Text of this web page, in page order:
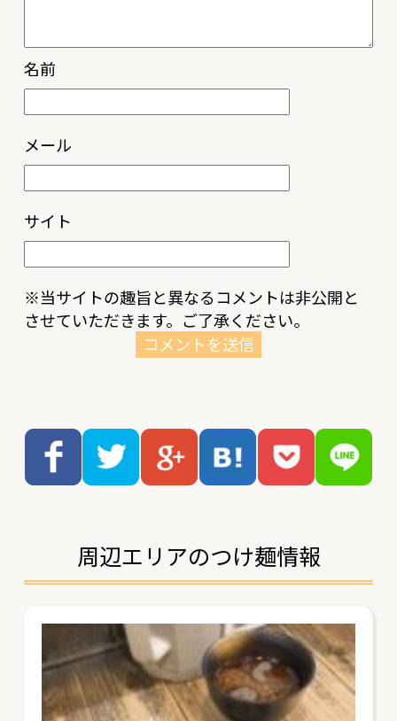
名前
メール
サイト
※当サイトの趣旨と異なるコメントは非公開と
させていただきます。ご了承ください。
周辺エリアのつけ麺情報